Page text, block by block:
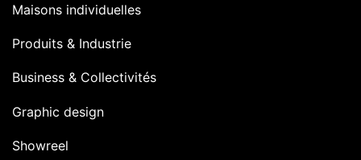
Maisons individuelles
Produits & Industrie
Business & Collectivités
Graphic design
Showreel